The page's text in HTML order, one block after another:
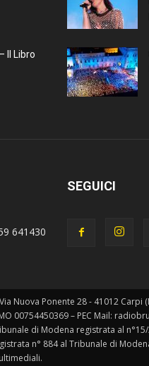
Il Libro
641430
SEGUICI
Nuova Ponente 28 - 41012 Carpi
00754450369 – PEC Mail:
di Modena registrata al
n° 884 al Tribunale di